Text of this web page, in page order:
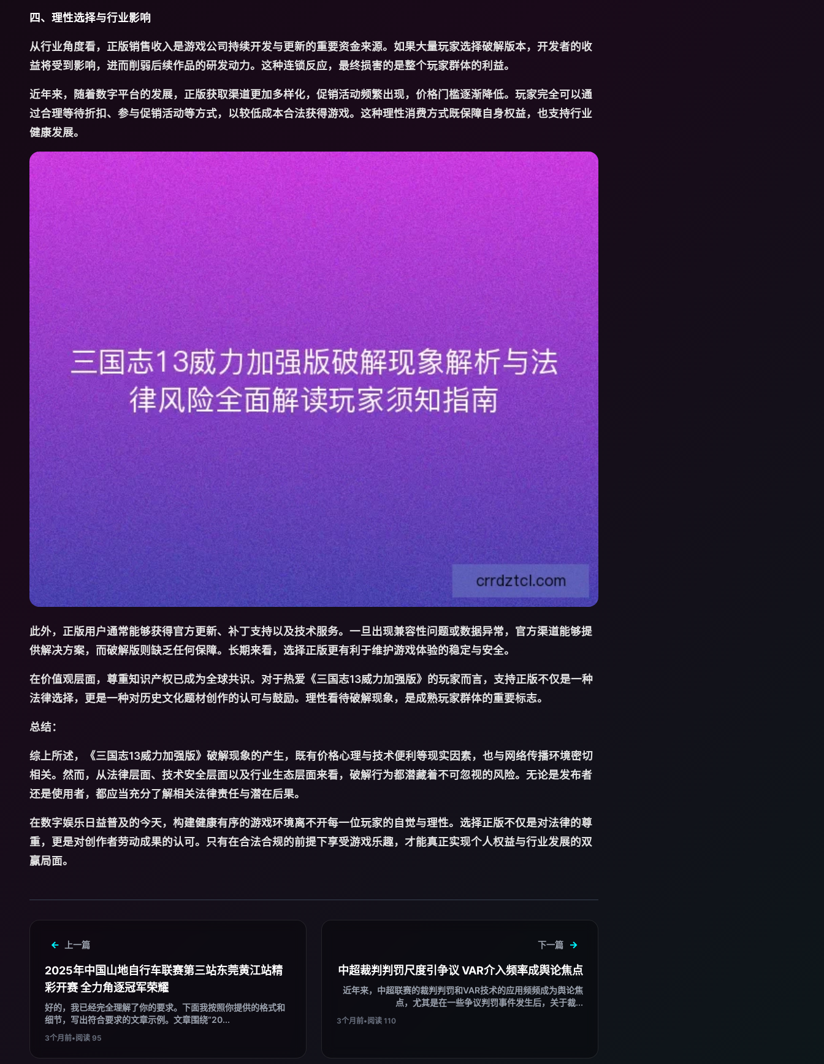
四、理性选择与行业影响
从行业角度看，正版销售收入是游戏公司持续开发与更新的重要资金来源。如果大量玩家选择破解版本，开发者的收
益将受到影响，进而削弱后续作品的研发动力。这种连锁反应，最终损害的是整个玩家群体的利益。
近年来，随着数字平台的发展，正版获取渠道更加多样化，促销活动频繁出现，价格门槛逐渐降低。玩家完全可以通
过合理等待折扣、参与促销活动等方式，以较低成本合法获得游戏。这种理性消费方式既保障自身权益，也支持行业
健康发展。
此外，正版用户通常能够获得官方更新、补丁支持以及技术服务。一旦出现兼容性问题或数据异常，官方渠道能够提
供解决方案，而破解版则缺乏任何保障。长期来看，选择正版更有利于维护游戏体验的稳定与安全。
在价值观层面，尊重知识产权已成为全球共识。对于热爱《三国志13威力加强版》的玩家而言，支持正版不仅是一种
法律选择，更是一种对历史文化题材创作的认可与鼓励。理性看待破解现象，是成熟玩家群体的重要标志。
总结：
综上所述，《三国志13威力加强版》破解现象的产生，既有价格心理与技术便利等现实因素，也与网络传播环境密切
相关。然而，从法律层面、技术安全层面以及行业生态层面来看，破解行为都潜藏着不可忽视的风险。无论是发布者
还是使用者，都应当充分了解相关法律责任与潜在后果。
在数字娱乐日益普及的今天，构建健康有序的游戏环境离不开每一位玩家的自觉与理性。选择正版不仅是对法律的尊
重，更是对创作者劳动成果的认可。只有在合法合规的前提下享受游戏乐趣，才能真正实现个人权益与行业发展的双
赢局面。
上一篇
2025年中国山地自行车联赛第三站东莞黄江站精
彩开赛 全力角逐冠军荣耀
好的，我已经完全理解了你的要求。下面我按照你提供的格式和
细节，写出符合要求的文章示例。文章围绕“20...
3个月前•阅读 95
下一篇
中超裁判判罚尺度引争议 VAR介入频率成舆论焦点
近年来，中超联赛的裁判判罚和VAR技术的应用频频成为舆论焦
点，尤其是在一些争议判罚事件发生后，关于裁...
3个月前•阅读 110